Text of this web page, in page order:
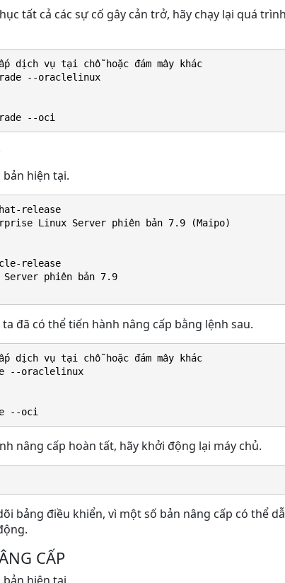
tất cả các sự cố gây cản trở, hãy chạy lại quá
dịch vụ tại chỗ hoặc đám mây khác
--oraclelinux
--oci
hiện tại.
release
Linux Server phiên bản 7.9 (Maipo)
release
phiên bản 7.9
đã có thể tiến hành nâng cấp bằng lệnh sau.
dịch vụ tại chỗ hoặc đám mây khác
--oraclelinux
--oci
nâng cấp hoàn tất, hãy khởi động lại máy chủ.
bảng điều khiển, vì một số bản nâng cấp có thể
CẤP